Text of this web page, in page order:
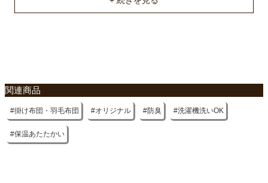
関連商品
掛け布団・羽毛布団 オリジナル 防臭 洗濯機洗いOK
保温あたたかい